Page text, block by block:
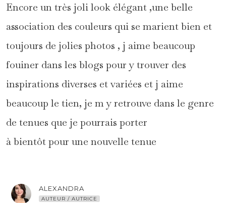
Encore un très joli look élégant ,une belle
association des couleurs qui se marient bien et
toujours de jolies photos , j aime beaucoup
fouiner dans les blogs pour y trouver des
inspirations diverses et variées et j aime
beaucoup le tien, je m y retrouve dans le genre
de tenues que je pourrais porter
à bientôt pour une nouvelle tenue
ALEXANDRA
AUTEUR / AUTRICE